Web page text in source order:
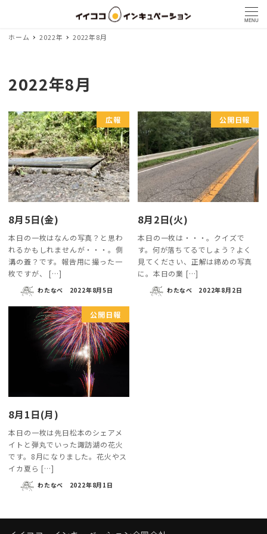
MENU
ホーム 2022年 2022年8月
2022年8月
広報
8月5日(金)
本日の一枚はなんの写真？と思わ
れるかもしれませんが・・・。側
溝の蓋？です。報告用に撮った一
枚ですが、 […]
わたなべ 2022年8月5日
公開日報
8月2日(火)
本日の一枚は・・・。クイズで
す。何が落ちてるでしょう？よく
見てください、正解は締めの写真
に。本日の業 […]
わたなべ 2022年8月2日
公開日報
8月1日(月)
本日の一枚は先日松本のシェアメ
イトと弾丸でいった諏訪湖の花火
です。8月になりました。花火やス
イカ夏ら […]
わたなべ 2022年8月1日